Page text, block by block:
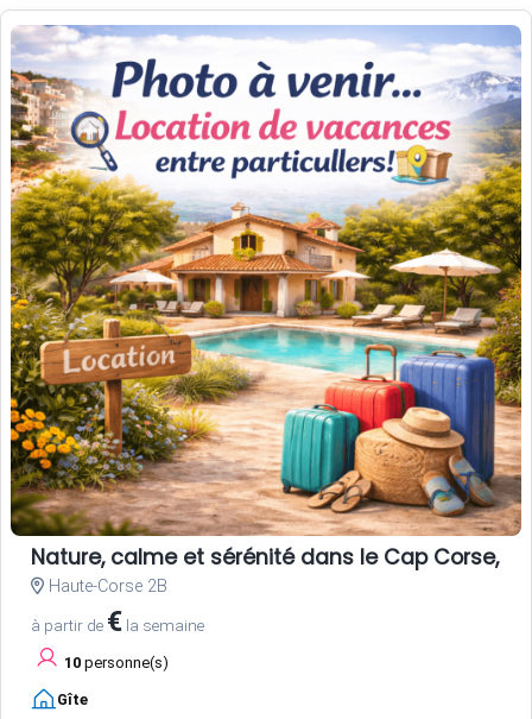
Nature, calme et sérénité dans le Cap Corse,
Haute-Corse 2B
à partir de € la semaine
10 personne(s)
Gîte